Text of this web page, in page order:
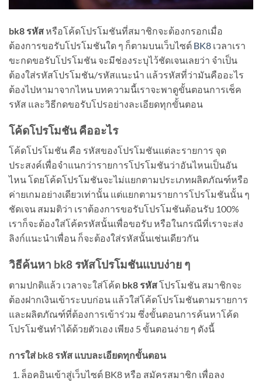
bk8 รหัสหรือโค้ดโปรโมชันที่สมาชิกจะต้องกรอกเมื่อ
ต้องการขอรับโปรโมชันใด ๆ ก็ตามบนเว็บไซต์ BK8 เวลาเรา
ขะกดขอรับโปรโมชัน จะมีช่องระบุไว้ชัดเจนเลยว่า จำเป็น
ต้องใส่รหัสโปรโมชัน/รหัสแนะนำ แล้วรหัสที่ว่ามันคืออะไร
ต้องไปหามาจากไหน บทความนี้เราจะพาดูขั้นตอนการเช็ค
รหัส และวิธีกดขอรับโปรอย่างละเอียดทุกขั้นตอน
โค้ดโปรโมชัน คืออะไร
โค้ดโปรโมชัน คือ รหัสของโปรโมชันแต่ละรายการ จุด
ประสงค์เพื่อจำแนกว่ารายการโปรโมชันว่าอันไหนเป็นอัน
ไหน โดยโค้ดโปรโมชันจะไม่แยกตามประเภทผลิตภัณฑ์หรือ
ค่ายเกมอย่างเดียวเท่านั้น แต่แยกตามรายการโปรโมชันนั้น ๆ
ชัดเจน สมมติว่า เราต้องการขอรับโปรโมชันต้อนรับ 100%
เราก็จะต้องใส่โค้ดรหัสนั้นเพื่อขอรับ หรือในกรณีที่เราจะส่ง
ลิงก์แนะนำเพื่อน ก็จะต้องใส่รหัสนั้นเช่นเดียวกัน
วิธีค้นหา bk8 รหัสโปรโมชันแบบง่าย ๆ
ตามปกติแล้ว เวลาจะใส่โค้ด bk8 รหัสโปรโมชัน สมาชิกจะ
ต้องฝากเงินเข้าระบบก่อน แล้วใส่โค้ดโปรโมชันตามรายการ
และผลิตภัณฑ์ที่ต้องการเข้าร่วม ซึ่งขั้นตอนการค้นหาโค้ด
โปรโมชันทำได้ด้วยตัวเอง เพียง 5 ขั้นตอนง่าย ๆ ดังนี้
การใส่ bk8 รหัส แบบละเอียดทุกขั้นตอน
ล็อคอินเข้าสู่เว็บไซต์ BK8 หรือ สมัครสมาชิก เพื่อลง